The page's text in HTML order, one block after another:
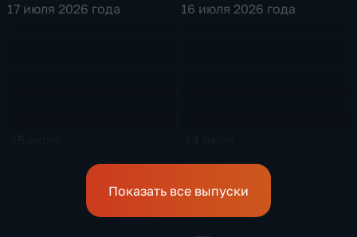
17 июля 2026 года
16 июля 2026 года
Показать все выпуски